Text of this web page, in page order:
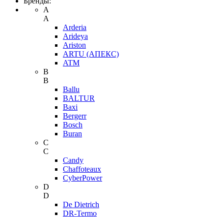
A
A
Arderia
Arideya
Ariston
ARTU (АПЕКС)
ATM
B
B
Ballu
BALTUR
Baxi
Bergerr
Bosch
Buran
C
C
Candy
Chaffoteaux
CyberPower
D
D
De Dietrich
DR-Termo